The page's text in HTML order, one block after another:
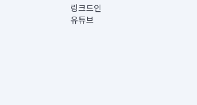
링크드인
유튜브